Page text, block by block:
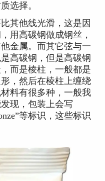
选择。
其他线光滑，这是因
用高碳钢做成钢丝，
金属。而其它弦与一
高碳钢，但是高碳钢
而是棱柱，一般都是
，然后在棱柱上缠绕
料有很多种，一般我
现，包装上会写
等标识，这些标识